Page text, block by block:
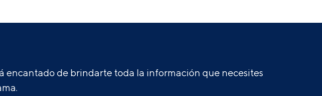
encantado de brindarte toda la información que necesites